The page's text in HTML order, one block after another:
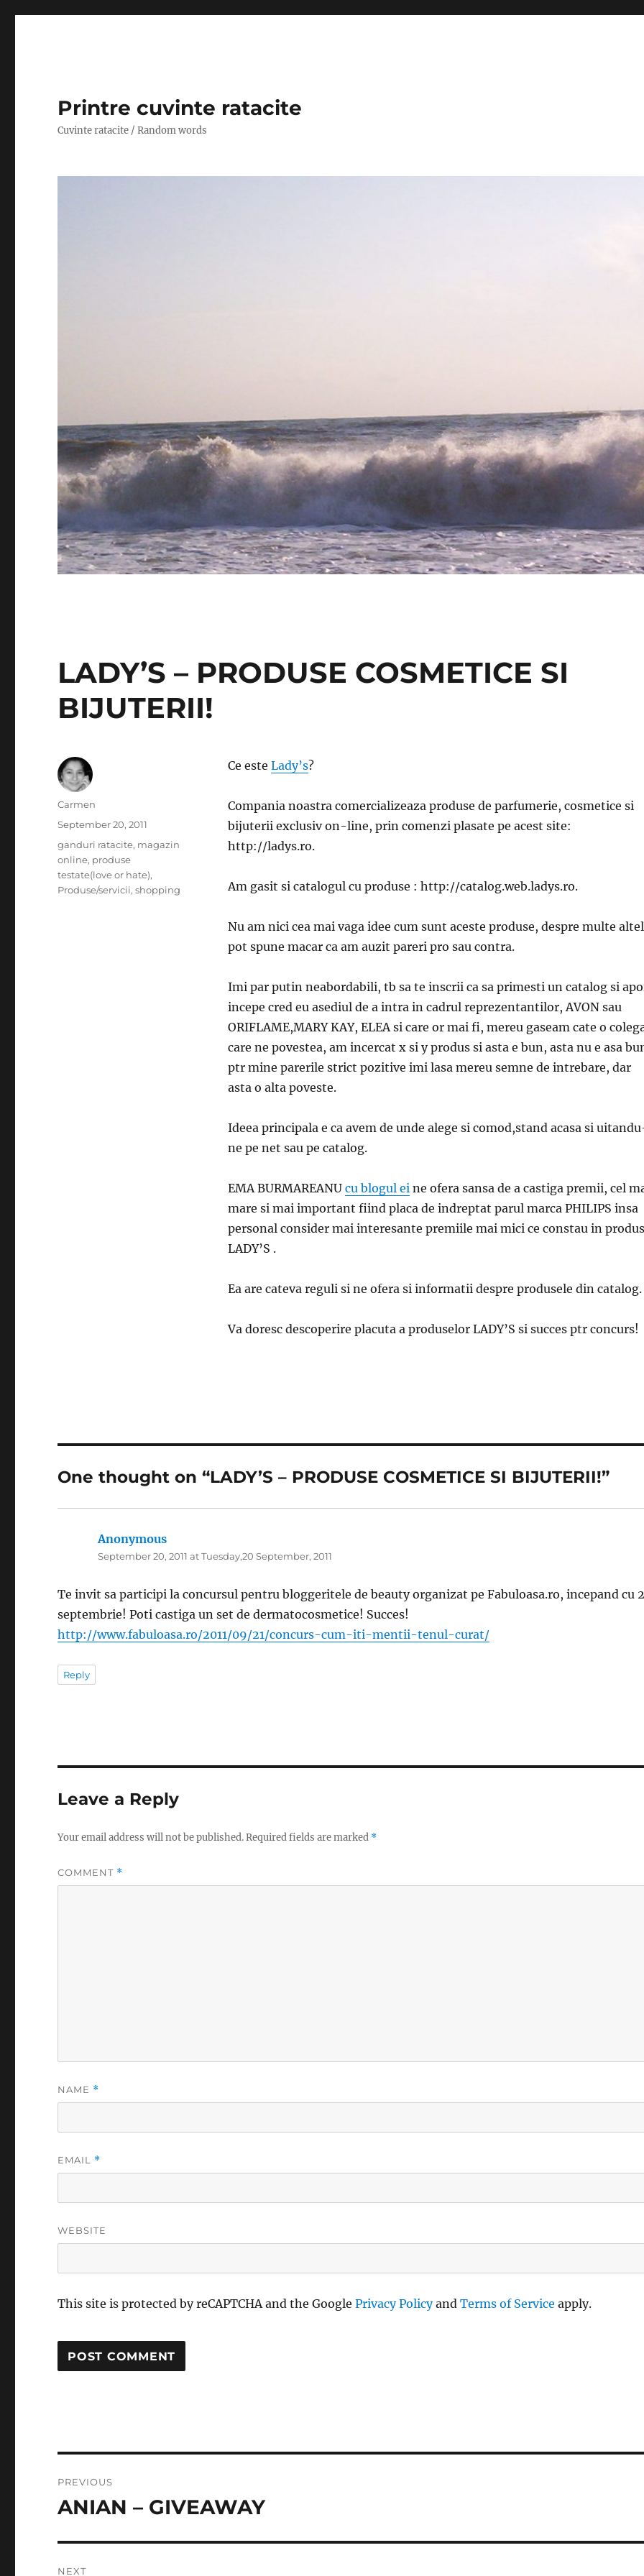
Printre cuvinte ratacite
Cuvinte ratacite / Random words
LADY’S – PRODUSE COSMETICE SI
BIJUTERII!
Ce este Lady’s?
Compania noastra comercializeaza produse de parfumerie, cosmetice si
bijuterii exclusiv on-line, prin comenzi plasate pe acest site:
http://ladys.ro.
Am gasit si catalogul cu produse : http://catalog.web.ladys.ro.
Nu am nici cea mai vaga idee cum sunt aceste produse, despre multe
pot spune macar ca am auzit pareri pro sau contra.
Imi par putin neabordabili, tb sa te inscrii ca sa primesti un catalog si
incepe cred eu asediul de a intra in cadrul reprezentantilor, AVON sau
ORIFLAME,MARY KAY, ELEA si care or mai fi, mereu gaseam cate o
care ne povestea, am incercat x si y produs si asta e bun, asta nu e asa
ptr mine parerile strict pozitive imi lasa mereu semne de intrebare, dar
asta o alta poveste.
Ideea principala e ca avem de unde alege si comod,stand acasa si
ne pe net sau pe catalog.
EMA BURMAREANU cu blogul eine ofera sansa de a castiga premii, cel
mare si mai important fiind placa de indreptat parul marca PHILIPS insa
personal consider mai interesante premiile mai mici ce constau in
LADY’S .
Ea are cateva reguli si ne ofera si informatii despre produsele din catalog.
Va doresc descoperire placuta a produselor LADY’S si succes ptr concurs!
Author
Carmen
Posted
September 20, 2011
Categories
ganduri ratacite, magazin
online, produse
testate(love or hate),
Produse/servicii,shopping
One thought on “LADY’S – PRODUSE COSMETICE SI BIJUTERII!”
Anonymous
September 20, 2011 at Tuesday,20 September, 2011
Te invit sa participi la concursul pentru bloggeritele de beauty organizat pe Fabuloasa.ro, incepand cu
septembrie! Poti castiga un set de dermatocosmetice! Succes!
http://www.fabuloasa.ro/2011/09/21/concurs-cum-iti-mentii-tenul-curat/
Reply
Leave a Reply
Your email address will not be published.Required fields are marked *
COMMENT *
NAME *
EMAIL *
WEBSITE
This site is protected by reCAPTCHA and the GooglePrivacy PolicyandTerms of Service apply.
navigation
PREVIOUS
Previous
ANIAN – GIVEAWAY
NEXT